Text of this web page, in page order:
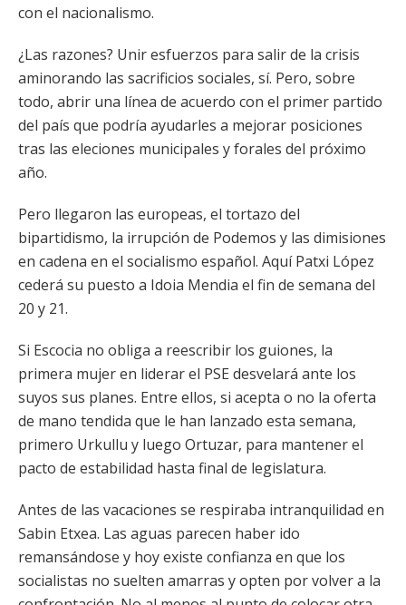
con el nacionalismo.
¿Las razones? Unir esfuerzos para salir de la crisis
aminorando las sacrificios sociales, sí. Pero, sobre
todo, abrir una línea de acuerdo con el primer partido
del país que podría ayudarles a mejorar posiciones
tras las eleciones municipales y forales del próximo
año.
Pero llegaron las europeas, el tortazo del
bipartidismo, la irrupción de Podemos y las dimisiones
en cadena en el socialismo español. Aquí Patxi López
cederá su puesto a Idoia Mendia el fin de semana del
20 y 21.
Si Escocia no obliga a reescribir los guiones, la
primera mujer en liderar el PSE desvelará ante los
suyos sus planes. Entre ellos, si acepta o no la oferta
de mano tendida que le han lanzado esta semana,
primero Urkullu y luego Ortuzar, para mantener el
pacto de estabilidad hasta final de legislatura.
Antes de las vacaciones se respiraba intranquilidad en
Sabin Etxea. Las aguas parecen haber ido
remansándose y hoy existe confianza en que los
socialistas no suelten amarras y opten por volver a la